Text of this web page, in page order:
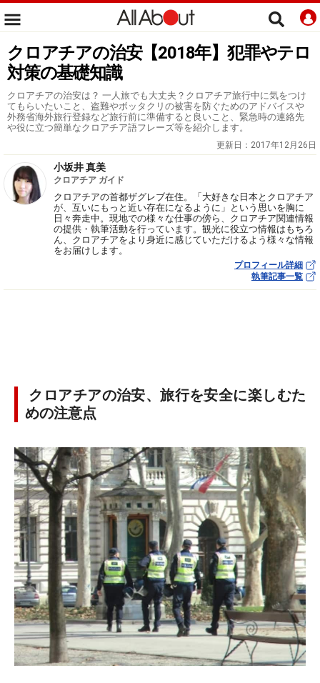
クロアチアの治安【2018年】犯罪やテロ
対策の基礎知識
クロアチアの治安は？ 一人旅でも大丈夫？クロアチア旅行中に気をつけ
てもらいたいこと、盗難やボッタクリの被害を防ぐためのアドバイスや
外務省海外旅行登録など旅行前に準備すると良いこと、緊急時の連絡先
や役に立つ簡単なクロアチア語フレーズ等を紹介します。
更新日： 2017年12月26日
小坂井 真美
クロアチア ガイド
クロアチアの首都ザグレブ在住。「大好きな日本とクロアチア
が、互いにもっと近い存在になるように」という思いを胸に
日々奔走中。現地での様々な仕事の傍ら、クロアチア関連情報
の提供・執筆活動を行っています。観光に役立つ情報はもちろ
ん、クロアチアをより身近に感じていただけるよう様々な情報
をお届けします。
プロフィール詳細
執筆記事一覧
クロアチアの治安、旅行を安全に楽しむた
めの注意点